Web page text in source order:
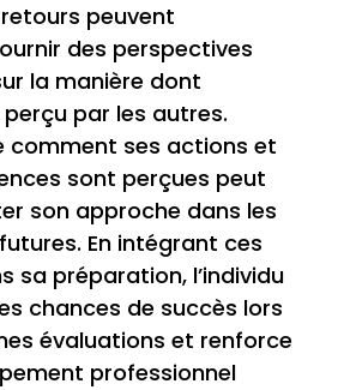
peuvent
des perspectives
la manière dont
perçu par les autres.
comment ses actions et
sont perçues peut
son approche dans les
En intégrant ces
sa préparation, l’individu
chances de succès lors
évaluations et renforce
professionnel